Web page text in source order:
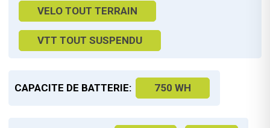
VELO TOUT TERRAIN
VTT TOUT SUSPENDU
CAPACITE DE BATTERIE: 750 WH